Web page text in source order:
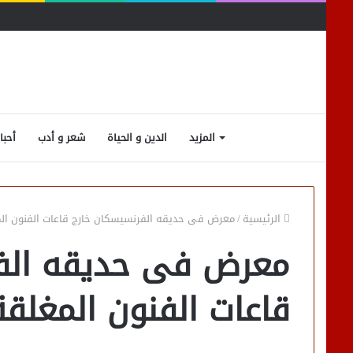
شعر و أدب الدين و الحياة المزيد
الرئيسية/معرض فى حديقه الفرنسيسكان خارج قاعات الفنون
معرض فى حديقه
قاعات الفنون